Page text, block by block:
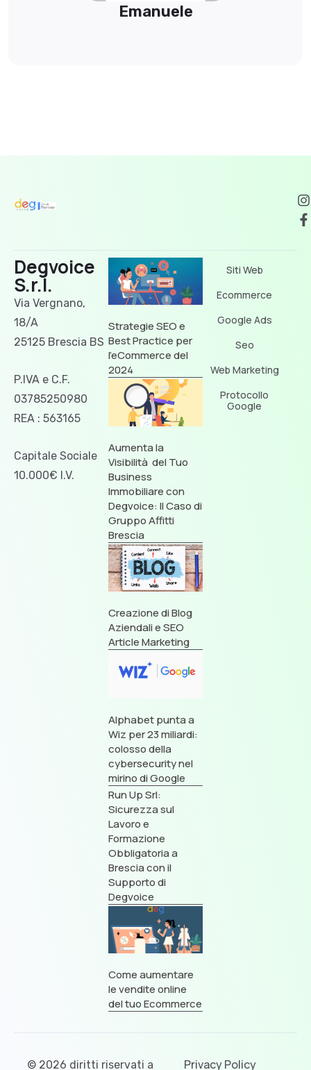
Emanuele
Degvoice
S.r.l.
Via Vergnano,
18/A
25125 Brescia BS
P.IVA e C.F.
03785250980
REA : 563165
Capitale Sociale
10.000€ I.V.
Strategie SEO e
Best Practice per
l’eCommerce del
2024
Aumenta la
Visibilità del Tuo
Business
Immobiliare con
Degvoice: Il Caso di
Gruppo Affitti
Brescia
Creazione di Blog
Aziendali e SEO
Article Marketing
Alphabet punta a
Wiz per 23 miliardi:
colosso della
cybersecurity nel
mirino di Google
Run Up Srl:
Sicurezza sul
Lavoro e
Formazione
Obbligatoria a
Brescia con il
Supporto di
Degvoice
Come aumentare
le vendite online
del tuo Ecommerce
Siti Web
Ecommerce
Google Ads
Seo
Web Marketing
Protocollo
Google
© 2026 diritti riservati a Privacy Policy